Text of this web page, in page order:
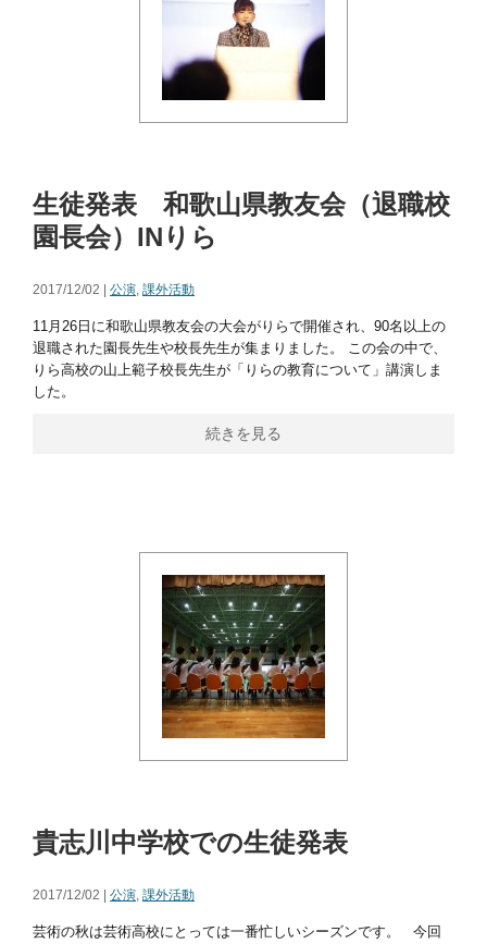
生徒発表 和歌山県教友会（退職校
園長会）INりら
2017/12/02 | 公演, 課外活動
11月26日に和歌山県教友会の大会がりらで開催され、90名以上の
退職された園長先生や校長先生が集まりました。 この会の中で、
りら高校の山上範子校長先生が「りらの教育について」講演しま
した。
続きを見る
貴志川中学校での生徒発表
2017/12/02 | 公演, 課外活動
芸術の秋は芸術高校にとっては一番忙しいシーズンです。 今回